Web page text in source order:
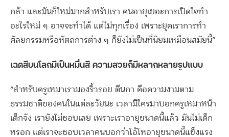
กล้า และมันก็ใหม่มากสำหรับเรา คนอายุเยอะการเปิดใจทำ
อะไรใหม่ ๆ อาจจะทำได้ แต่ไม่ทุกเรื่อง เพราะยุคเราการทำ
ศัลยกรรมหรือหัตถการต่าง ๆ ก็ยังไม่เป็นที่นิยมเหมือนสมัยนี้”
เฉดสีบนโลกมีเป็นหมื่นสี ความสวยก็มีหลากหลายรูปแบบ
“สำหรับครูเหมาเรามองริ้วรอย ตีนกา คือความงามตาม
ธรรมชาติของคนในแต่ละวัยนะ เวลามีใครมาบอกครูเหมาหน้า
เด็กจัง เรายังไม่ชอบเลย เพราะเราอายุขนาดนี้แล้ว มันไม่เด็ก
หรอก แต่เราจะชอบเวลาคนบอกว่าโอ้โหอายุขนาดนี้แข็งแรง